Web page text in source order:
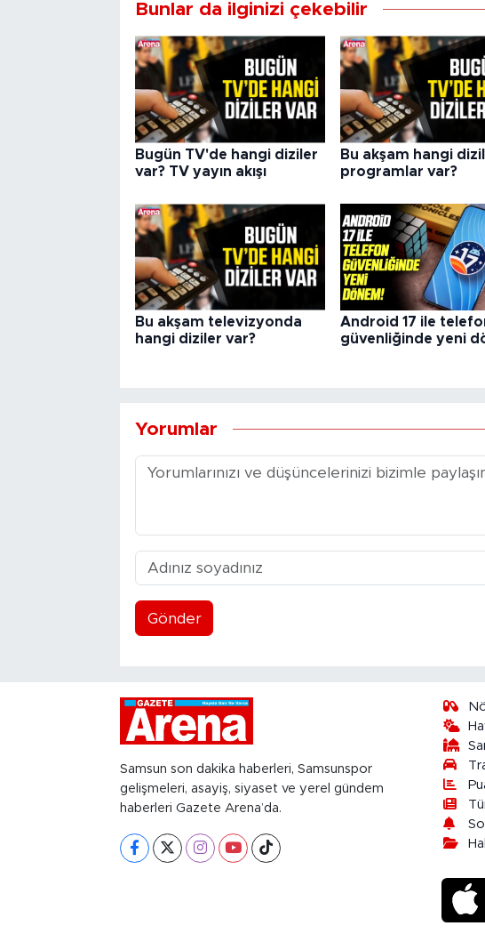
Bunlar da ilginizi çekebilir
Bugün TV'de hangi diziler
var? TV yayın akışı
Bu akşam hangi
programlar var?
Bu akşam televizyonda
hangi diziler var?
Android 17 ile
güvenliğinde yeni
Yorumlar
Gönder
Samsun son dakika haberleri, Samsunspor
gelişmeleri, asayiş, siyaset ve yerel gündem
haberleri Gazete Arena’da.